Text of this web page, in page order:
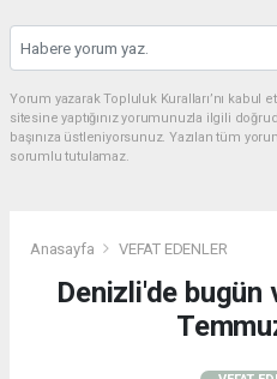
Yorum yazarak Topluluk Kuralları’nı
sitesine yaptığınız yorumunuzla ilgili
başınıza üstleniyorsunuz. Yazılan tüm
sorumlu tutulamaz.
Anasayfa VEFAT EDENLER
Denizli'de